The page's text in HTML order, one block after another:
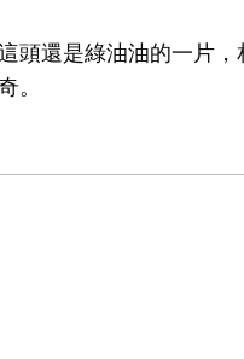
頭還是綠油油的一片